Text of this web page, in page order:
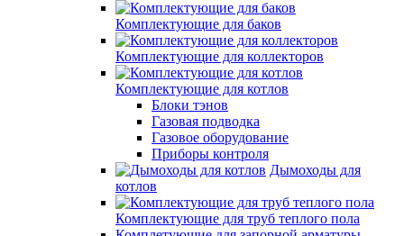
Комплектующие для баков
Комплектующие для коллекторов
Комплектующие для котлов
Блоки тэнов
Газовая подводка
Газовое оборудование
Приборы контроля
Дымоходы для
котлов
Комплектующие для труб теплого пола